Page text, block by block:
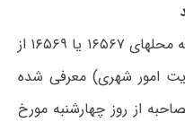
آن دسته از داوطلبانی که در کدرشته محلهای ۱۶۵۶۷ یا ۱۶۵۶۹ از
(رشته مدیریت امور شهری) معرفی شده
از روز چهارشنبه مورخ